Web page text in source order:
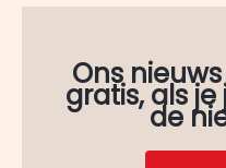
Ons
gratis, als
de